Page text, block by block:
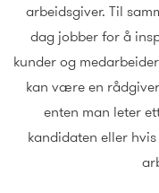
arbeidsgiver. Til
dag jobber for å
kunder og
kan være en
enten man leter
kandidaten eller